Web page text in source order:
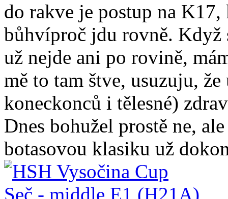
do rakve je postup na K17,
bůhvíproč jdu rovně. Když
už nejde ani po rovině,
mě to tam štve, usuzuju,
koneckonců i tělesné)
Dnes bohužel prostě ne,
botasovou klasiku už